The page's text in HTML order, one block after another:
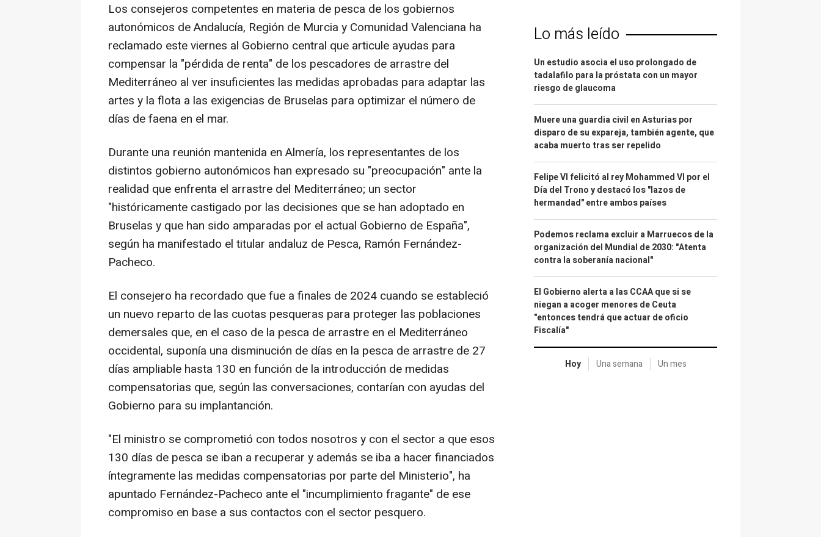
Los consejeros competentes en materia de pesca de los gobiernos
autonómicos de Andalucía, Región de Murcia y Comunidad Valenciana ha
reclamado este viernes al Gobierno central que articule ayudas para
compensar la "pérdida de renta" de los pescadores de arrastre del
Mediterráneo al ver insuficientes las medidas aprobadas para adaptar las
artes y la flota a las exigencias de Bruselas para optimizar el número de
días de faena en el mar.
Durante una reunión mantenida en Almería, los representantes de los
distintos gobierno autonómicos han expresado su "preocupación" ante la
realidad que enfrenta el arrastre del Mediterráneo; un sector
"históricamente castigado por las decisiones que se han adoptado en
Bruselas y que han sido amparadas por el actual Gobierno de España",
según ha manifestado el titular andaluz de Pesca, Ramón Fernández-
Pacheco.
El consejero ha recordado que fue a finales de 2024 cuando se estableció
un nuevo reparto de las cuotas pesqueras para proteger las poblaciones
demersales que, en el caso de la pesca de arrastre en el Mediterráneo
occidental, suponía una disminución de días en la pesca de arrastre de 27
días ampliable hasta 130 en función de la introducción de medidas
compensatorias que, según las conversaciones, contarían con ayudas del
Gobierno para su implantanción.
"El ministro se comprometió con todos nosotros y con el sector a que esos
130 días de pesca se iban a recuperar y además se iba a hacer financiados
íntegramente las medidas compensatorias por parte del Ministerio", ha
apuntado Fernández-Pacheco ante el "incumplimiento fragante" de ese
compromiso en base a sus contactos con el sector pesquero.
Lo más leído
Un estudio asocia el uso prolongado de
tadalafilo para la próstata con un mayor
riesgo de glaucoma
Muere una guardia civil en Asturias por
disparo de su expareja, también agente, que
acaba muerto tras ser repelido
Felipe VI felicitó al rey Mohammed VI por el
Día del Trono y destacó los "lazos de
hermandad" entre ambos países
Podemos reclama excluir a Marruecos de la
organización del Mundial de 2030: "Atenta
contra la soberanía nacional"
El Gobierno alerta a las CCAA que si se
niegan a acoger menores de Ceuta
"entonces tendrá que actuar de oficio
Fiscalía"
Hoy Una semana Un mes